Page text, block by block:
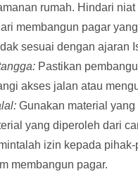
rumah. Hindari
membangun pagar
sesuai dengan ajaran
Pastikan
akses jalan atau
Gunakan material
yang diperoleh dari
izin kepada
membangun pagar.